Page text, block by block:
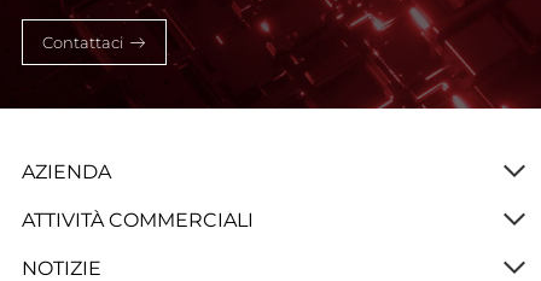
Contattaci
AZIENDA
ATTIVITÀ COMMERCIALI
NOTIZIE